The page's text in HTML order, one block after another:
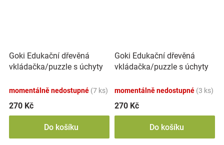
Goki Edukační dřevěná
vkládačka/puzzle s úchyty
momentálně nedostupné (7 ks)
270 Kč
Do košíku
Goki Edukační dřevěná
vkládačka/puzzle s úchyty
momentálně nedostupné (3 ks)
270 Kč
Do košíku